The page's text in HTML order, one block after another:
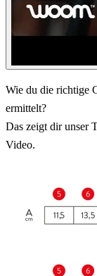
Wie du die richtige
ermittelt?
Das zeigt dir unser
Video.